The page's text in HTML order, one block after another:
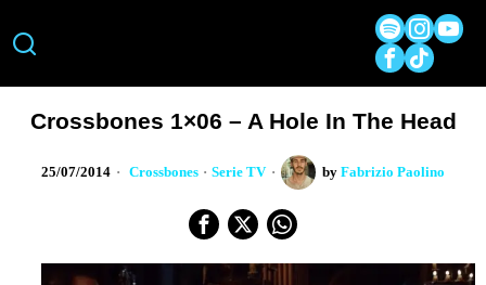
Crossbones 1×06 – A Hole In The Head
25/07/2014 Crossbones · Serie TV by Fabrizio Paolino